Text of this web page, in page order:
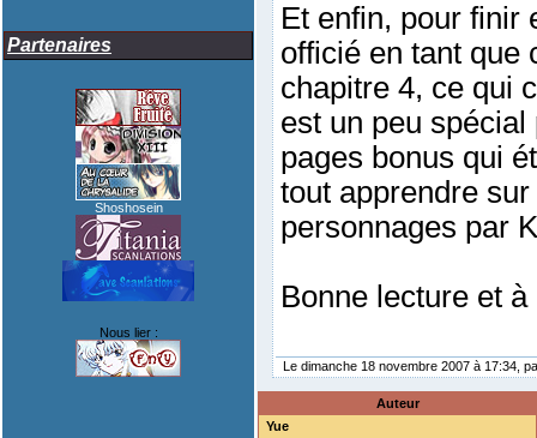
Partenaires
Shoshosein
Nous lier :
Et enfin, pour finir
officié en tant
chapitre 4, ce qui
est un peu
pages bonus qui
tout apprendre
personnages par
Bonne lecture et à
Le dimanche 18 novembre 2007 à 17:34,
Auteur
Yue